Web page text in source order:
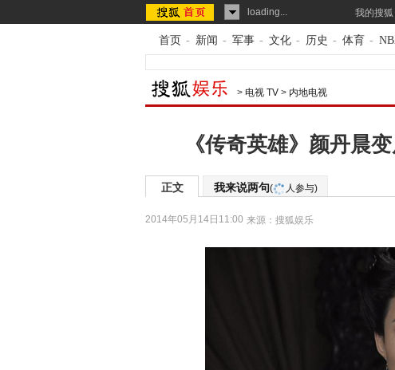
loading... 我的搜狐
首页 - 新闻 - 军事 - 文化 - 历史 - 体育 -
> 电视 TV > 内地电视
《传奇英雄》颜丹晨
正文 我来说两句( 人参与)
2014年05月14日11:00 来源： 搜狐娱乐